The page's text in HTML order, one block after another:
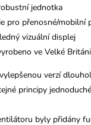
jednotka
pro přenosné/mobilní
vizuální displej
ve Velké
verzí
principy
byly přidány